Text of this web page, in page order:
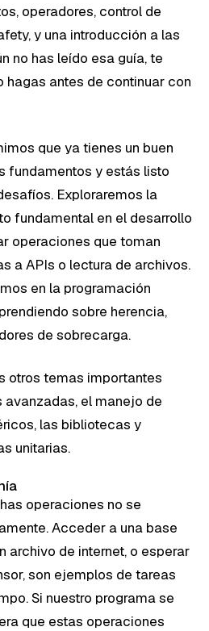
operadores, control de
y una introducción a las
no has leído esa guía, te
hagas antes de continuar con
que ya tienes un buen
fundamentos y estás listo
Exploraremos la
fundamental en el desarrollo
operaciones que toman
a APIs o lectura de archivos.
en la programación
sobre herencia,
de sobrecarga.
otros temas importantes
el manejo de
las bibliotecas y
unitarias.
operaciones no se
Acceder a una base
archivo de internet, o esperar
son ejemplos de tareas
Si nuestro programa se
que estas operaciones